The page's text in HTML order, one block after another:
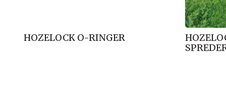
HOZELOCK O-RINGER